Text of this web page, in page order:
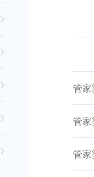
管
管家
管家